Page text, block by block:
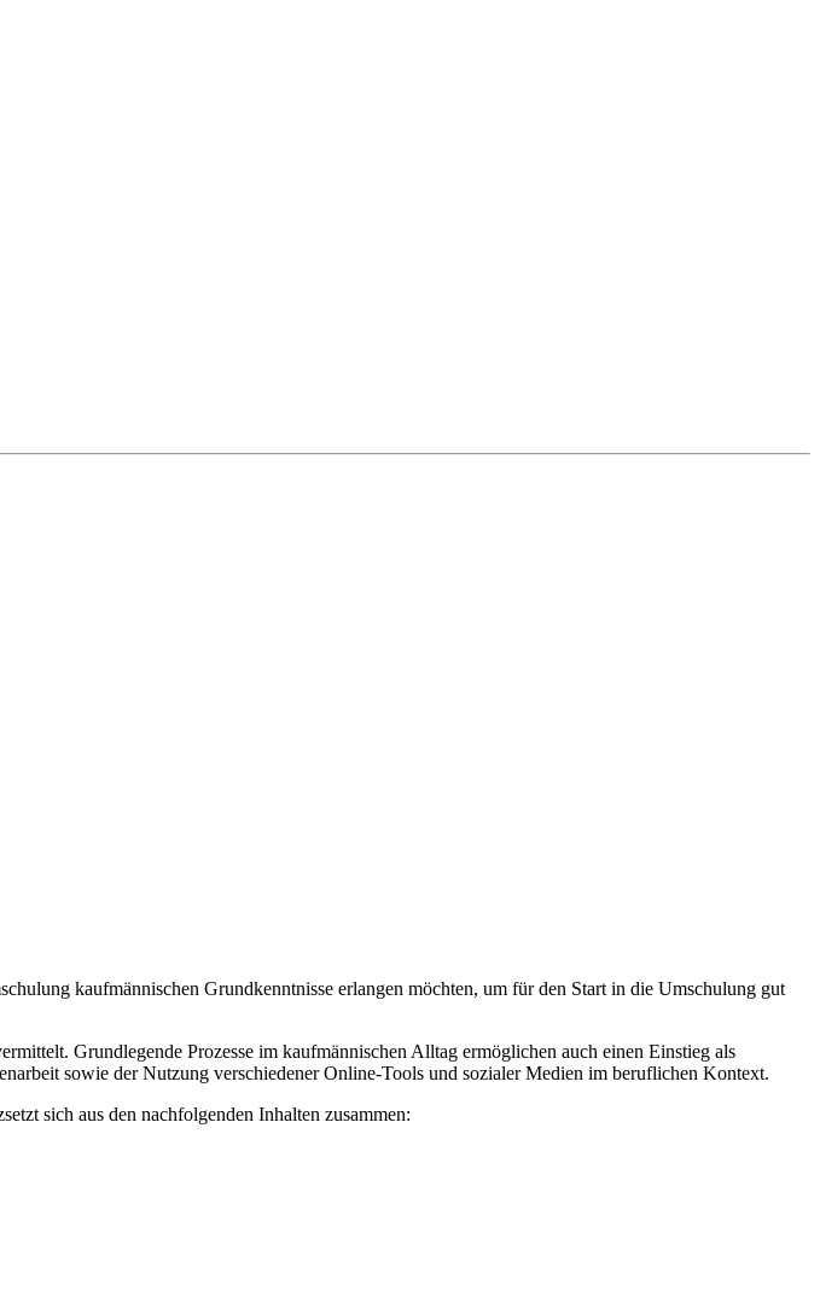
kaufmännischen Grundkenntnisse erlangen möchten, um für den Start in die Umschulung gut
Grundlegende Prozesse im kaufmännischen Alltag ermöglichen auch einen Einstieg als
sowie der Nutzung verschiedener Online-Tools und sozialer Medien im beruflichen Kontext.
sich aus den nachfolgenden Inhalten zusammen: